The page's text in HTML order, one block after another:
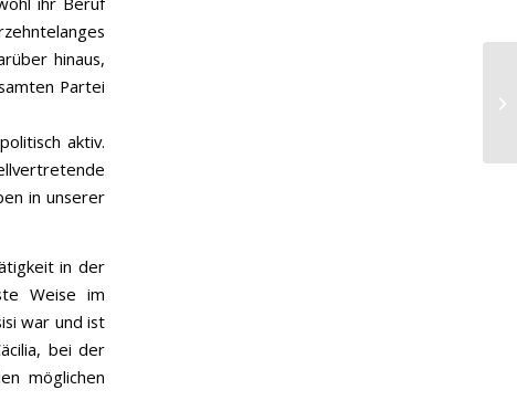
hinaus,
Partei
aktiv.
in unserer
in der
Weise im
war und ist
bei der
möglichen